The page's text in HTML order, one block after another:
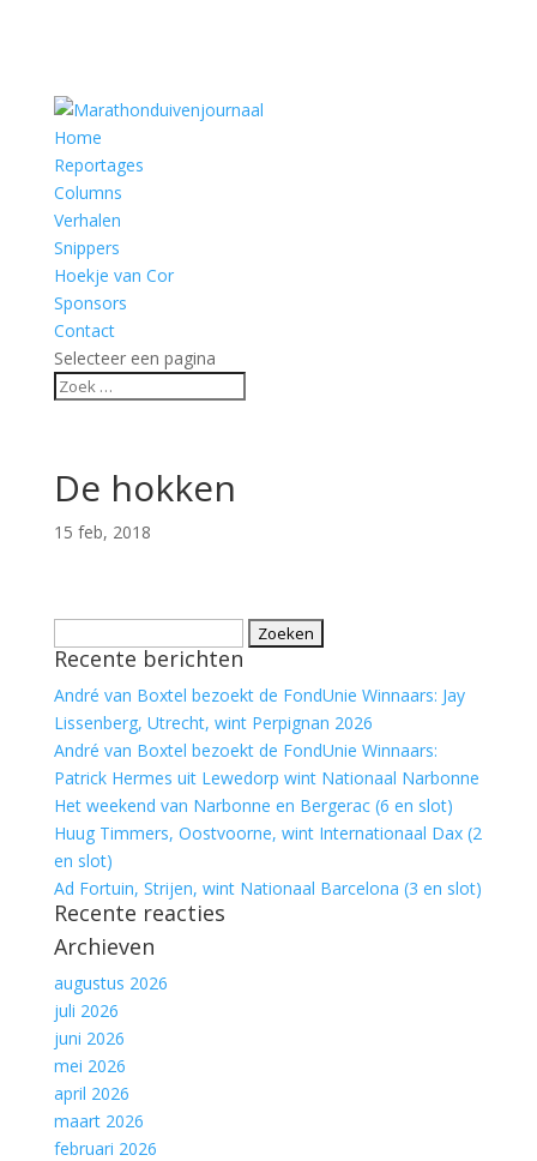
Home
Reportages
Columns
Verhalen
Snippers
Hoekje van Cor
Sponsors
Contact
Selecteer een pagina
De hokken
15 feb, 2018
naar:
Recente berichten
André van Boxtel bezoekt de FondUnie Winnaars: Jay
Lissenberg, Utrecht, wint Perpignan 2026
André van Boxtel bezoekt de FondUnie Winnaars:
Patrick Hermes uit Lewedorp wint Nationaal Narbonne
Het weekend van Narbonne en Bergerac (6 en slot)
Huug Timmers, Oostvoorne, wint Internationaal Dax (2
en slot)
Ad Fortuin, Strijen, wint Nationaal Barcelona (3 en slot)
Recente reacties
Archieven
augustus 2026
juli 2026
juni 2026
mei 2026
april 2026
maart 2026
februari 2026